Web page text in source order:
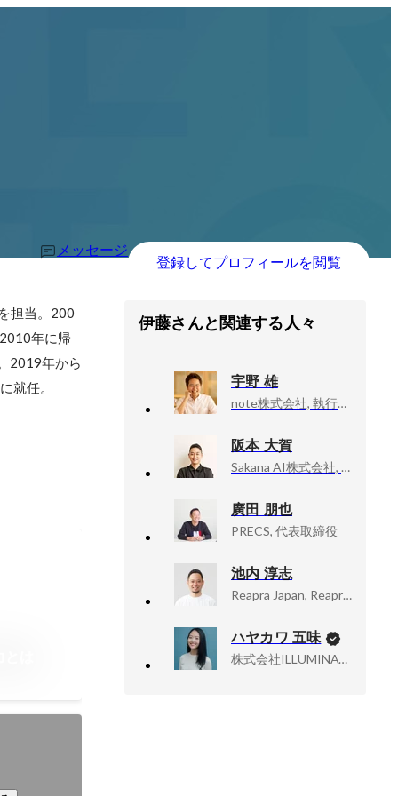
メッセージ
登録してプロフィールを閲覧
担当。200
年に帰
2019年から
就任。
伊藤さんと関連する人々
宇野 雄
note株式会社, 執行役員 CDO（Chief Design Officer）
阪本 大賀
Sakana AI株式会社, デザイナー
廣田 朋也
PRECS, 代表取締役
池内 淳志
Reapra Japan, Reapra Japan
ハヤカワ 五味
株式会社ILLUMINATE, 代表取締役